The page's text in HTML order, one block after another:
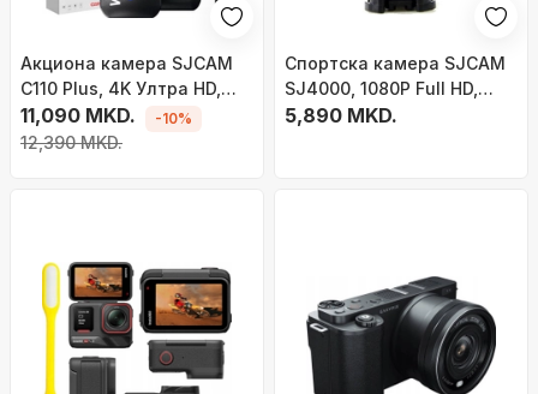
Акциона камера SJCAM
C110 Plus, 4K Ултра HD,
20MP, црна
11,090 MKD.
12,390 MKD.
-10%
Спортска камера SJCAM
SJ4000, 1080P Full HD,
водоотпорна, со мото
5,890 MKD.